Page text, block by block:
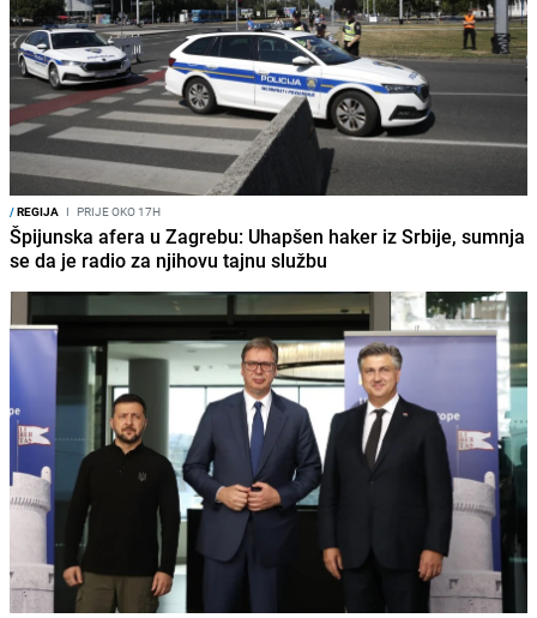
/REGIJA I PRIJE OKO 17H
Špijunska afera u Zagrebu: Uhapšen haker iz Srbije, sumnja
se da je radio za njihovu tajnu službu